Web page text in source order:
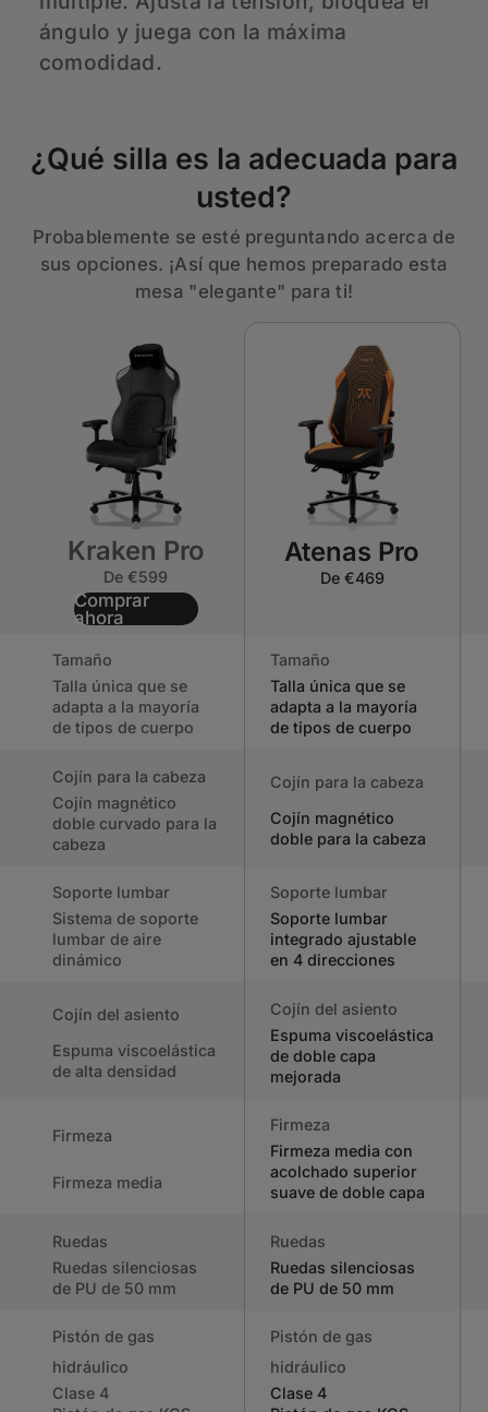
ángulo y juega con la máxima
comodidad.
¿Qué silla es la adecuada para
usted?
Probablemente se esté preguntando acerca de
sus opciones. ¡Así que hemos preparado esta
mesa "elegante" para ti!
Kraken Pro
De €599
Comprar
ahora
Atenas Pro
De €469
Tamaño
Talla única que se
adapta a la mayoría
de tipos de cuerpo
Tamaño
Talla única que se
adapta a la mayoría
de tipos de cuerpo
Cojín para la cabeza
Cojín magnético
doble curvado para la
cabeza
Cojín para la cabeza
Cojín magnético
doble para la cabeza
Soporte lumbar
Sistema de soporte
lumbar de aire
dinámico
Soporte lumbar
Soporte lumbar
integrado ajustable
en 4 direcciones
Cojín del asiento
Espuma viscoelástica
de alta densidad
Cojín del asiento
Espuma viscoelástica
de doble capa
mejorada
Firmeza
Firmeza media
Firmeza
Firmeza media con
acolchado superior
suave de doble capa
Ruedas
Ruedas silenciosas
de PU de 50 mm
Ruedas
Ruedas silenciosas
de PU de 50 mm
Pistón de gas
hidráulico
Clase 4
Pistón de gas
hidráulico
Clase 4